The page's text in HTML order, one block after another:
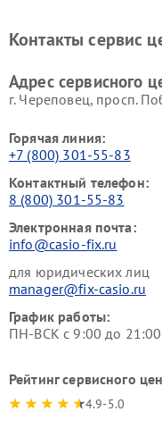
Контакты сервис
Адрес сервисного
г. Череповец, просп.
Горячая линия:
+7 (800) 301-55-83
Контактный телефон:
8 (800) 301-55-83
Электронная почта:
info@casio-fix.ru
для юридических лиц
manager@fix-casio.ru
График работы:
ПН-ВСК с 9:00 до
Рейтинг сервисного
4.9-5.0